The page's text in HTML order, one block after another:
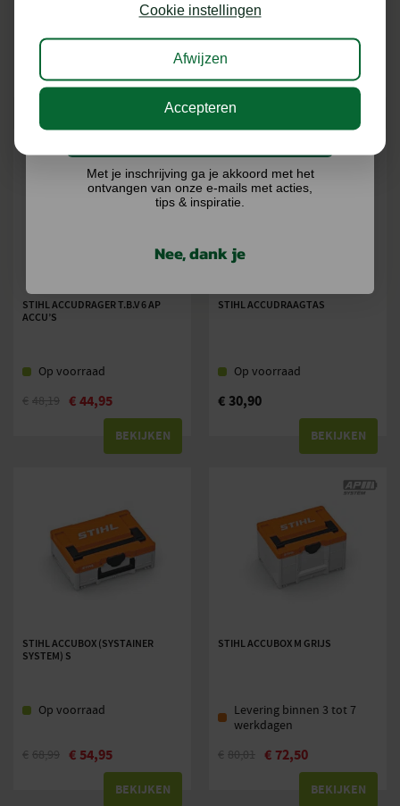
€
BEKIJKEN
STIHL ACCUDRAGER T.B.V 6 AP
ACCU’S
Op voorraad
€ 48,19 €44,95
BEKIJKEN
STIHL ACCUDRAAGTAS
Op voorraad
€30,90
BEKIJKEN
STIHL ACCUBOX (SYSTAINER
SYSTEM) S
Op voorraad
€ 68,99 € 54,95
BEKIJKEN
STIHL ACCUBOX M GRIJS
Levering binnen 3 tot 7
werkdagen
€ 80,01 € 72,50
BEKIJKEN
Cookie instellingen
Afwijzen
Accepteren
Ik doe graag mee!
Met je inschrijving ga je akkoord met het
ontvangen van onze e-mails met acties,
tips & inspiratie.
Nee, dank je